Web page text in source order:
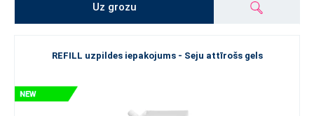
Uz grozu
REFILL uzpildes iepakojums - Seju attīrošs gels